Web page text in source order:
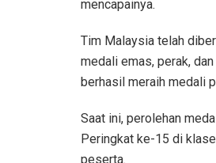
mencapainya.
Tim Malaysia telah
medali emas, perak,
berhasil meraih medali
Saat ini, perolehan
Peringkat ke-15 di
peserta.